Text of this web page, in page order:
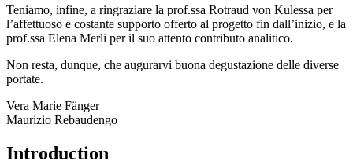
Teniamo, infine, a ringraziare la prof.ssa Rotraud von Kulessa per
l’affettuoso e costante supporto offerto al progetto fin dall’inizio, e la
Non resta, dunque, che augurarvi buona degustazione delle diverse
Vera Marie Fänger